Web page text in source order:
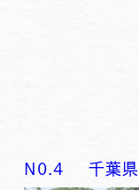
N0.4 千葉県